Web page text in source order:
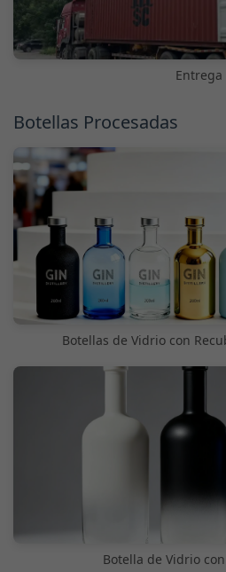
Entrega
Botellas Procesadas
Botellas de Vidrio con
Botella de Vidrio